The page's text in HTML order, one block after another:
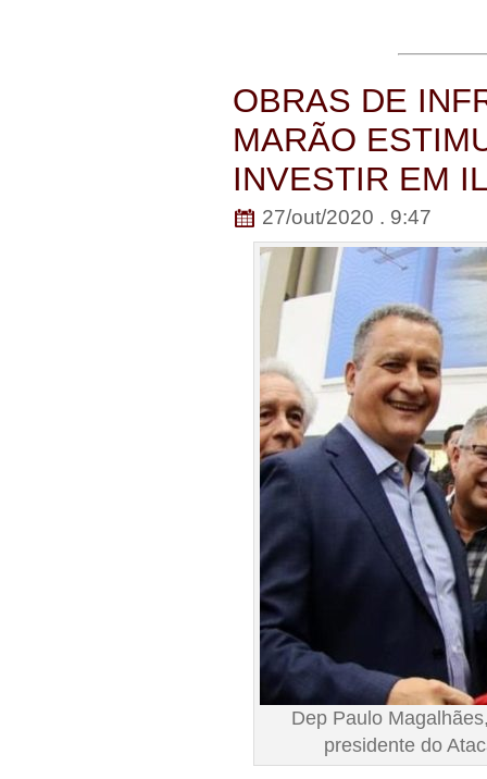
OBRAS DE
MARÃO
INVESTIR EM
27/out/2020 . 9:47
Dep Paulo
presidente do